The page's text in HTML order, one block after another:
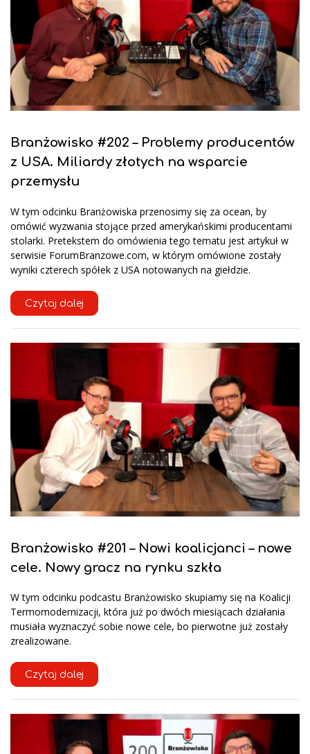
Branżowisko #202 – Problemy producentów
z USA. Miliardy złotych na wsparcie
przemysłu
W tym odcinku Branżowiska przenosimy się za ocean, by
omówić wyzwania stojące przed amerykańskimi producentami
stolarki. Pretekstem do omówienia tego tematu jest artykuł w
serwisie ForumBranzowe.com, w którym omówione zostały
wyniki czterech spółek z USA notowanych na giełdzie.
Czytaj dalej
Branżowisko #201 – Nowi koalicjanci – nowe
cele. Nowy gracz na rynku szkła
W tym odcinku podcastu Branżowisko skupiamy się na Koalicji
Termomodernizacji, która już po dwóch miesiącach działania
musiała wyznaczyć sobie nowe cele, bo pierwotne już zostały
zrealizowane.
Czytaj dalej